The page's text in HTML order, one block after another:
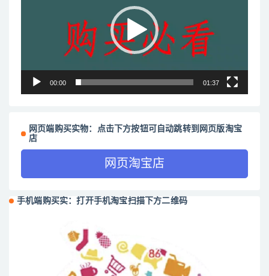
00:00 01:37
网页端购买实物：点击下方按钮可自动跳转到网页版淘宝
店
网页淘宝店
手机端购买实：打开手机淘宝扫描下方二维码